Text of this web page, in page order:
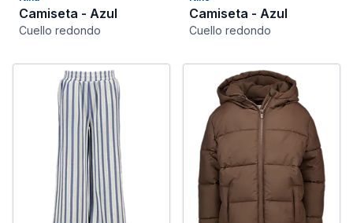
Camiseta - Azul
Cuello redondo
Camiseta - Azul
Cuello redondo